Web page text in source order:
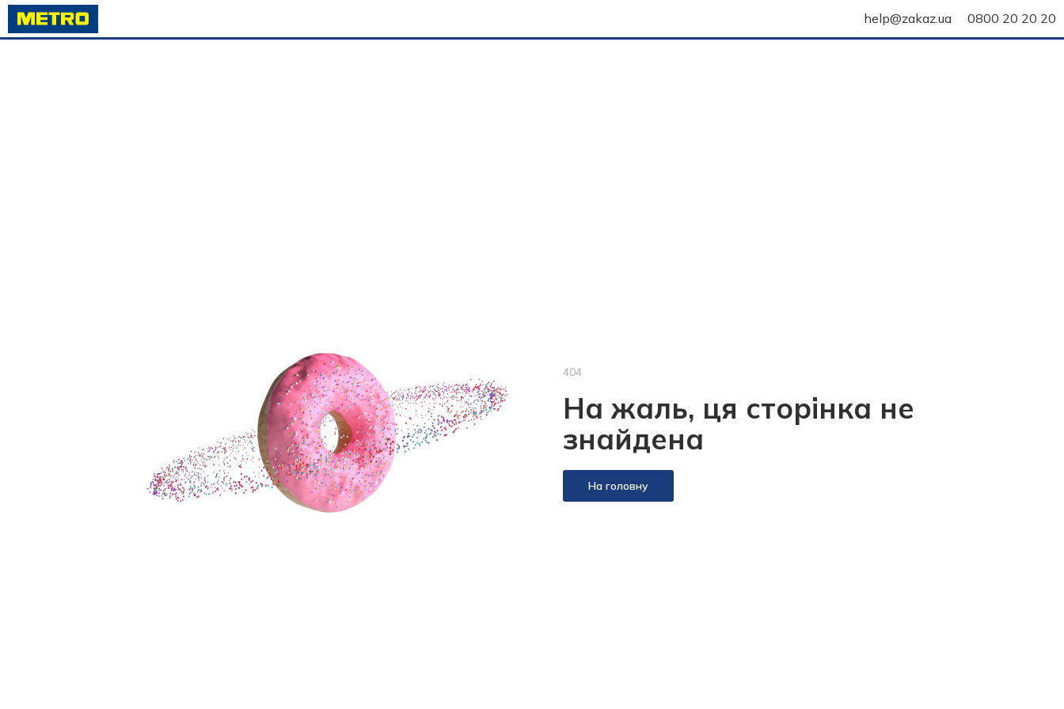
help@zakaz.ua 0800 20 20 20
404
На жаль, ця сторінка не
знайдена
На головну